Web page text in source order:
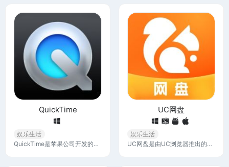
QuickTime
娱乐生活
QuickTime是苹果公司开发的一款多媒体播放软件，它不仅支持多种视频和音频格式，还提供了丰富的编辑和录制功能，成为许多用户播放和处理多媒体内容的首选工具。
UC网盘
娱乐生活
UC网盘是由UC浏览器推出的一款安全、智能、不限速的网盘产品。它提供了文件存储、分享、压缩包在线解压、高清视频在线播放、PDF文档格式转换、云相册等功能。